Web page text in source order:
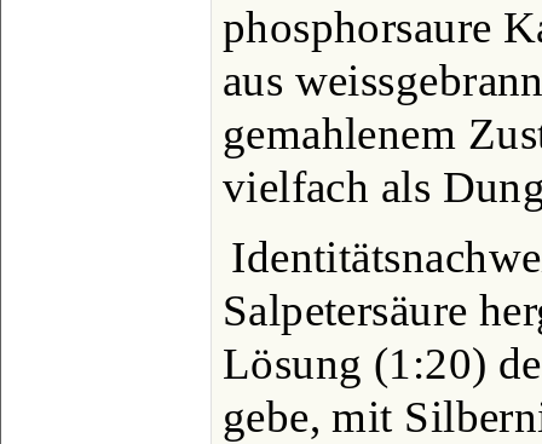
phosphorsaure
aus
gemahlenem
vielfach als
Salpetersäure
Lösung (1:20)
gebe, mit